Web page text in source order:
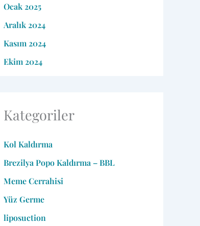
Ocak 2025
Aralık 2024
Kasım 2024
Ekim 2024
Kategoriler
Kol Kaldırma
Brezilya Popo Kaldırma – BBL
Meme Cerrahisi
Yüz Germe
liposuction